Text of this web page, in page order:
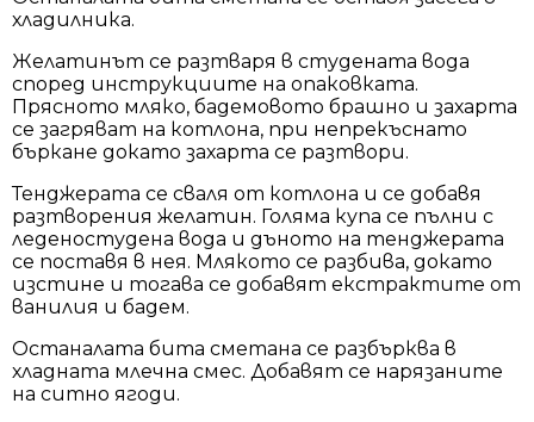
хладилника.
Желатинът се разтваря в студената вода
според инструкциите на опаковката.
Прясното мляко, бадемовото брашно и захарта
се загряват на котлона, при непрекъснато
бъркане докато захарта се разтвори.
Тенджерата се сваля от котлона и се добавя
разтворения желатин. Голяма купа се пълни с
леденостудена вода и дъното на тенджерата
се поставя в нея. Млякото се разбива, докато
изстине и тогава се добавят екстрактите от
ванилия и бадем.
Останалата бита сметана се разбърква в
хладната млечна смес. Добавят се нарязаните
на ситно ягоди.